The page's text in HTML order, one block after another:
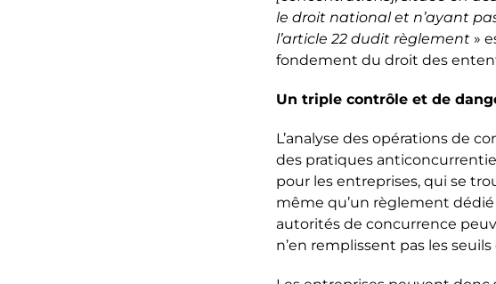
le droit national et n’ayant
l’article 22 dudit règlement »
fondement du droit des
Un triple contrôle et de
L’analyse des opérations de
des pratiques
pour les entreprises, qui se
même qu’un règlement
autorités de concurrence
n’en remplissent pas les